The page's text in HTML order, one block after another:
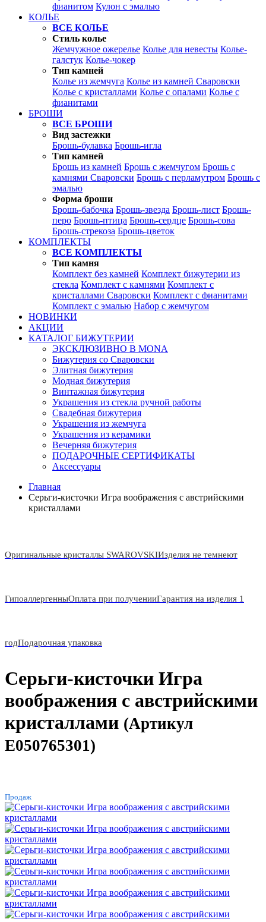
фианитом Кулон с эмалью
КОЛЬЕ
ВСЕ КОЛЬЕ
Стиль колье
Жемчужное ожерелье Колье для невесты Колье-
галстук Колье-чокер
Тип камней
Колье из жемчуга Колье из камней Сваровски
Колье с кристаллами Колье с опалами Колье с
фианитами
БРОШИ
ВСЕ БРОШИ
Вид застежки
Брошь-булавка Брошь-игла
Тип камней
Брошь из камней Брошь с жемчугом Брошь с
камнями Сваровски Брошь с перламутром Брошь с
эмалью
Форма броши
Брошь-бабочка Брошь-звезда Брошь-лист Брошь-
перо Брошь-птица Брошь-сердце Брошь-сова
Брошь-стрекоза Брошь-цветок
КОМПЛЕКТЫ
ВСЕ КОМПЛЕКТЫ
Тип камня
Комплект без камней Комплект бижутерии из
стекла Комплект с камнями Комплект с
кристаллами Сваровски Комплект с фианитами
Комплект с эмалью Набор с жемчугом
НОВИНКИ
АКЦИИ
КАТАЛОГ БИЖУТЕРИИ
ЭКСКЛЮЗИВНО В MONA
Бижутерия со Сваровски
Элитная бижутерия
Модная бижутерия
Винтажная бижутерия
Украшения из стекла ручной работы
Свадебная бижутерия
Украшения из жемчуга
Украшения из керамики
Вечерняя бижутерия
ПОДАРОЧНЫЕ СЕРТИФИКАТЫ
Аксессуары
Главная
Серьги-кисточки Игра воображения с австрийскими
кристаллами
Оригинальные кристаллы SWAROVSKIИзделия не темнеют
ГипоаллергенныОплата при полученииГарантия на изделия 1
годПодарочная упаковка
Серьги-кисточки Игра
воображения с австрийскими
кристаллами (Артикул
E050765301)
Продаж